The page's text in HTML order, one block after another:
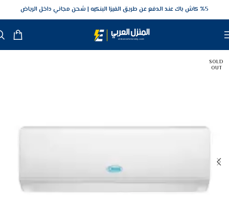
5‎% كاش باك عند الدفع عن طريق الفيزا البنكيه شحن مجاني داخل الرياض
SOLD
OUT